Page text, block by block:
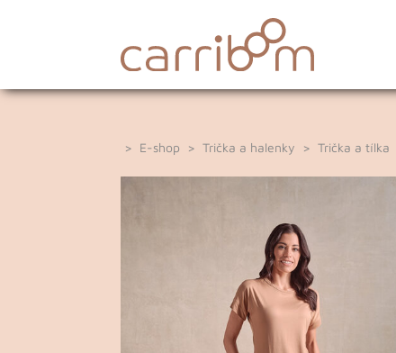
> E-shop >Trička a halenky >Trička a tílka